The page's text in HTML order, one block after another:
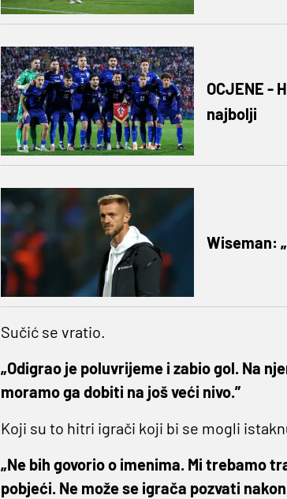
OCJENE -
najbolji
Wiseman:
Sučić se vratio.
„Odigrao je poluvrijeme i zabio gol. Na
moramo ga dobiti na još veći nivo.”
Koji su to hitri igrači koji bi se mogli
„Ne bih govorio o imenima. Mi trebamo
pobjeći. Ne može se igrača pozvati